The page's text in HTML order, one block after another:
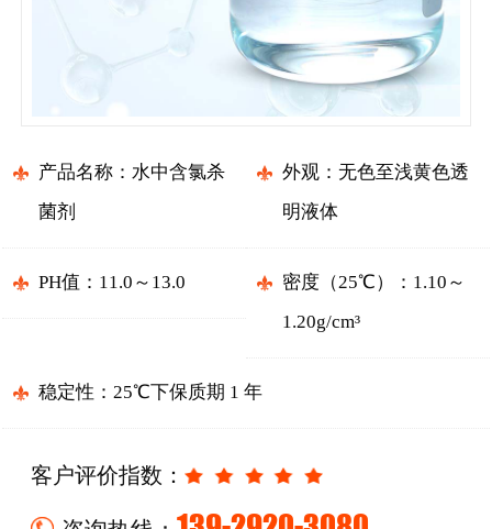
产品名称：水中含氯杀
菌剂
外观：无色至浅黄色透
明液体
PH值：11.0～13.0
密度（25℃）：1.10～
1.20g/cm³
稳定性：25℃下保质期 1 年
客户评价指数：